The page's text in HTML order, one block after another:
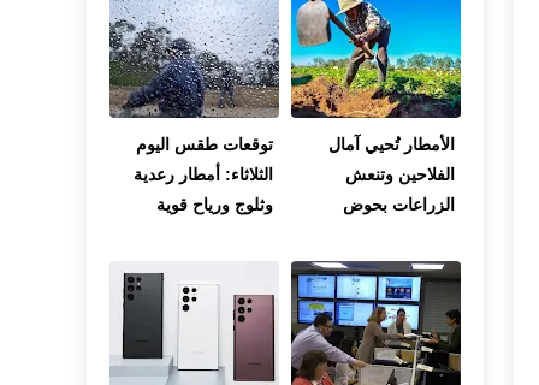
الأمطار تُحيي آمال
الفلاحين وتنعش
الزراعات بحوض
توقعات طقس اليوم
الثلاثاء: أمطار رعدية
وثلوج ورياح قوية